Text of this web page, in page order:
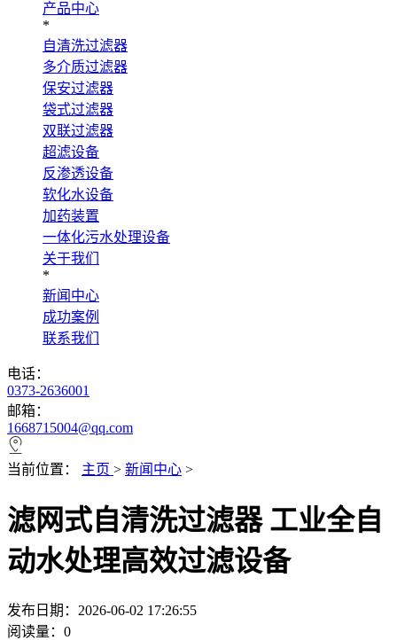
产品中心
*
自清洗过滤器
多介质过滤器
保安过滤器
袋式过滤器
双联过滤器
超滤设备
反渗透设备
软化水设备
加药装置
一体化污水处理设备
关于我们
*
新闻中心
成功案例
联系我们
电话：
0373-2636001
邮箱：
1668715004@qq.com
当前位置： 主页 > 新闻中心 >
滤网式自清洗过滤器 工业全自
动水处理高效过滤设备
发布日期：2026-06-02 17:26:55
阅读量： 0